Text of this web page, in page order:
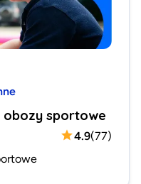
obozy sportowe
4.9(77)